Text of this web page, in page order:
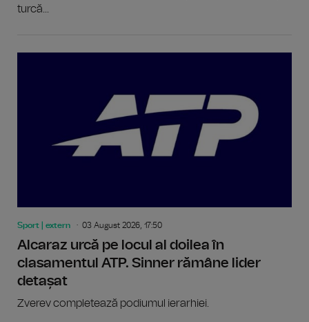
turcă...
Sport | extern 03 August 2026, 17:50
Alcaraz urcă pe locul al doilea în
clasamentul ATP. Sinner rămâne lider
detașat
Zverev completează podiumul ierarhiei.